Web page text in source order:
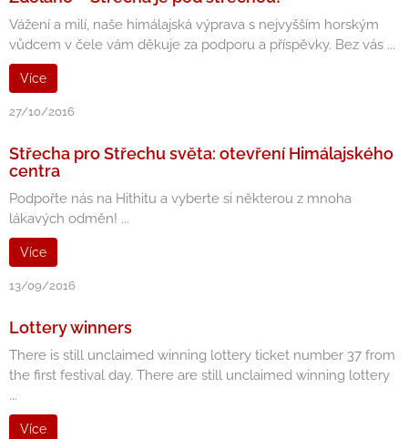
Vážení a milí, naše himálajská výprava s nejvyšším horským
vůdcem v čele vám děkuje za podporu a příspěvky. Bez vás ...
Více
27/10/2016
Střecha pro Střechu světa: otevření Himálajského
centra
Podpořte nás na Hithitu a vyberte si některou z mnoha
lákavých odměn! ...
Více
13/09/2016
Lottery winners
There is still unclaimed winning lottery ticket number 37 from
the first festival day. There are still unclaimed winning lottery
...
Více